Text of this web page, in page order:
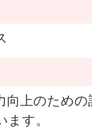
向上のため
す。